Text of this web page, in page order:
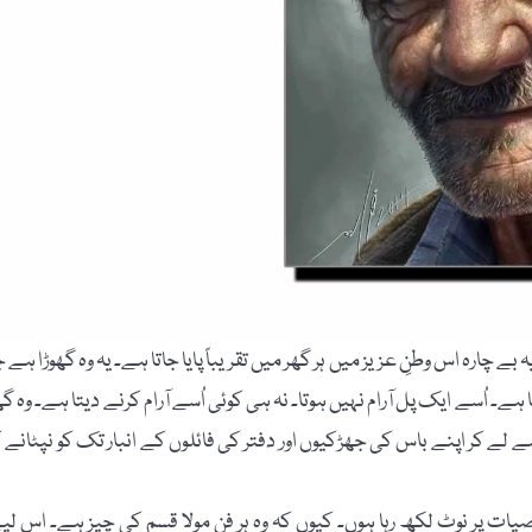
بے چارہ اس وطنِ عزیز میں ہر گھر میں تقریباً پایا جاتا ہے۔ یہ وہ گھوڑا ہے
ہے۔ اُسے ایک پل آرام نہیں ہوتا۔ نہ ہی کوئی اُسے آرام کرنے دیتا ہے۔ وہ
اپنے باس کی جھڑکیوں اور دفتر کی فائلوں کے انبار تک کو نپٹانے
پر نوٹ لکھ رہا ہوں۔ کیوں کہ وہ ہر فنِ مولا قسم کی چیز ہے۔ اس